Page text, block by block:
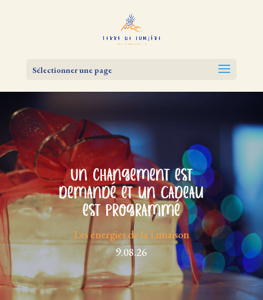
Sélectionner une page
Un changement est
demandé et un Cadeau
est programmé
Les énergies de la Lunaison
9.08.26